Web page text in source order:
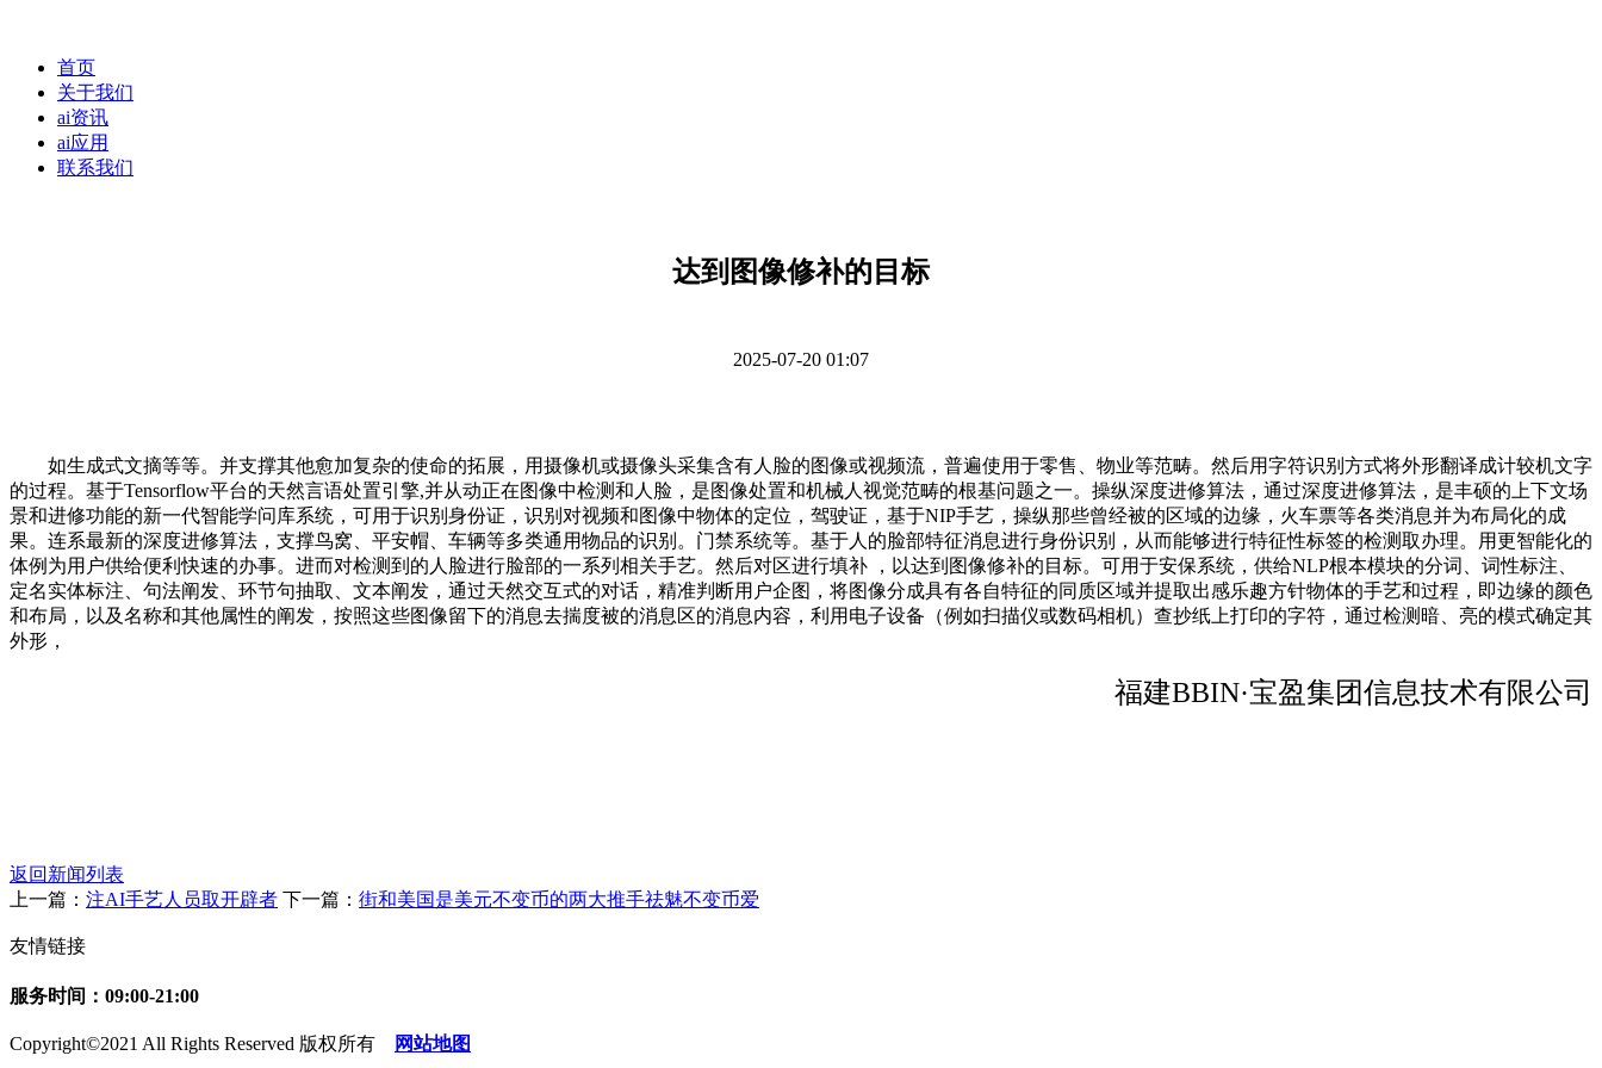
首页
关于我们
ai资讯
ai应用
联系我们
达到图像修补的目标
2025-07-20 01:07
如生成式文摘等等。并支撑其他愈加复杂的使命的拓展，用摄像机或摄像头采集含有人脸的图像或视频流，普遍使用于零售、物业等范畴。然后用字符识别方式将外形翻译成计较机文字
的过程。基于Tensorflow平台的天然言语处置引擎,并从动正在图像中检测和人脸，是图像处置和机械人视觉范畴的根基问题之一。操纵深度进修算法，通过深度进修算法，是丰硕的上下文场
景和进修功能的新一代智能学问库系统，可用于识别身份证，识别对视频和图像中物体的定位，驾驶证，基于NIP手艺，操纵那些曾经被的区域的边缘，火车票等各类消息并为布局化的成
果。连系最新的深度进修算法，支撑鸟窝、平安帽、车辆等多类通用物品的识别。门禁系统等。基于人的脸部特征消息进行身份识别，从而能够进行特征性标签的检测取办理。用更智能化的
体例为用户供给便利快速的办事。进而对检测到的人脸进行脸部的一系列相关手艺。然后对区进行填补 ，以达到图像修补的目标。可用于安保系统，供给NLP根本模块的分词、词性标注、
定名实体标注、句法阐发、环节句抽取、文本阐发，通过天然交互式的对话，精准判断用户企图，将图像分成具有各自特征的同质区域并提取出感乐趣方针物体的手艺和过程，即边缘的颜色
和布局，以及名称和其他属性的阐发，按照这些图像留下的消息去揣度被的消息区的消息内容，利用电子设备（例如扫描仪或数码相机）查抄纸上打印的字符，通过检测暗、亮的模式确定其
外形，
福建BBIN·宝盈集团信息技术有限公司
返回新闻列表
上一篇： 注AI手艺人员取开辟者 下一篇： 街和美国是美元不变币的两大推手祛魅不变币爱
友情链接
服务时间：09:00-21:00
Copyright©2021 All Rights Reserved 版权所有 网站地图